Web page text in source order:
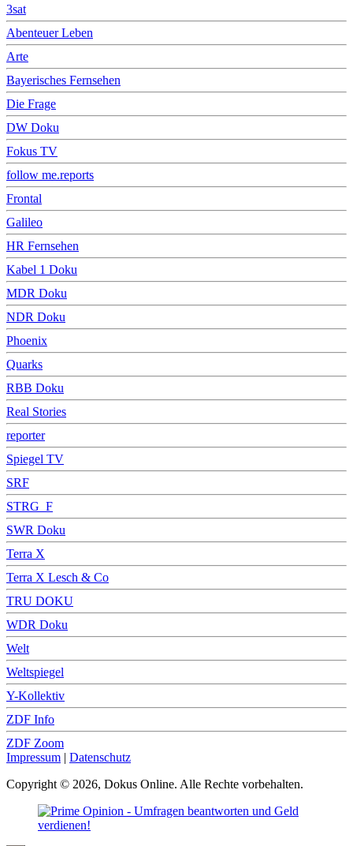
3sat
Abenteuer Leben
Arte
Bayerisches Fernsehen
Die Frage
DW Doku
Fokus TV
follow me.reports
Frontal
Galileo
HR Fernsehen
Kabel 1 Doku
MDR Doku
NDR Doku
Phoenix
Quarks
RBB Doku
Real Stories
reporter
Spiegel TV
SRF
STRG_F
SWR Doku
Terra X
Terra X Lesch & Co
TRU DOKU
WDR Doku
Welt
Weltspiegel
Y-Kollektiv
ZDF Info
ZDF Zoom
Impressum | Datenschutz
Copyright © 2026, Dokus Online. Alle Rechte vorbehalten.